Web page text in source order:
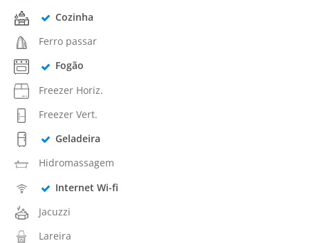
Cozinha
Ferro passar
Fogão
Freezer Horiz.
Freezer Vert.
Geladeira
Hidromassagem
Internet Wi-fi
Jacuzzi
Lareira